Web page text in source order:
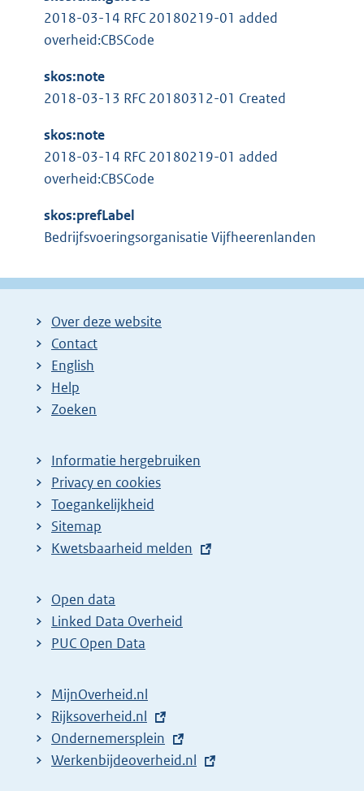
i
n
:
2018-03-14 RFC 20180219-01 added
overheid:CBSCode
skos:note
2018-03-13 RFC 20180312-01 Created
skos:note
2018-03-14 RFC 20180219-01 added
overheid:CBSCode
skos:prefLabel
Bedrijfsvoeringsorganisatie Vijfheerenlanden
Over deze website
Contact
English
Help
Zoeken
Informatie hergebruiken
Privacy en cookies
Toegankelijkheid
Sitemap
E
t
e
r
l
i
n
k
Kwetsbaarheid melden
Open data
Linked Data Overheid
PUC Open Data
MijnOverheid.nl
E
x
t
Rijksoverheid.nl
E
x
Ondernemersplein
E
Werkenbijdeoverheid.nl